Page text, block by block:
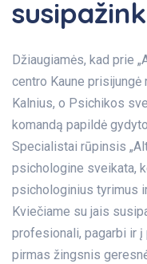
Džiaugiamės, kad prie
centro Kaune
Kalnius, o Psichikos
komandą papildė
Specialistai rūpinsis
psichologine sveikata,
psichologinius tyrimus
Kviečiame su jais
profesionali, pagarbi ir į
pirmas žingsnis